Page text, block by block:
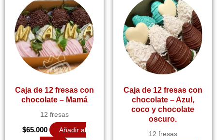
Caja de 12 fresas con
chocolate – Mamá
12 fresas
$65.000
Añadir al
Caja de 12 fresas con
chocolate – Azul,
coco y chocolate
oscuro.
12 fresas